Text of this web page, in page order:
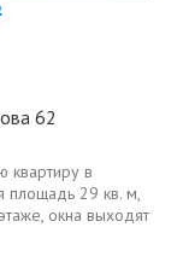
62
квартиру в
площадь 29 кв. м,
окна выходят